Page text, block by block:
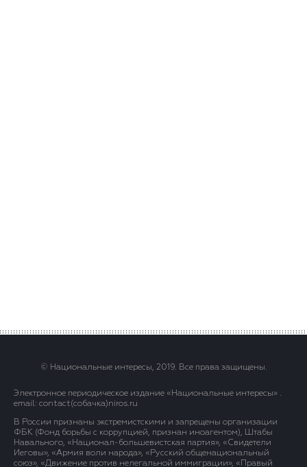
© Национальные интересы, 2019. Все права защищены.
Электронное периодическое издание «Национальные интересы» .
email: contact(сoбaчка)niros.ru
В России признаны экстремистскими и запрещены организации
ФБК (Фонд борьбы с коррупцией, признан иноагентом), Штабы
Навального, «Национал-большевистская партия», «Свидетели
Иеговы», «Армия воли народа», «Русский общенациональный
союз», «Движение против нелегальной иммиграции», «Правый